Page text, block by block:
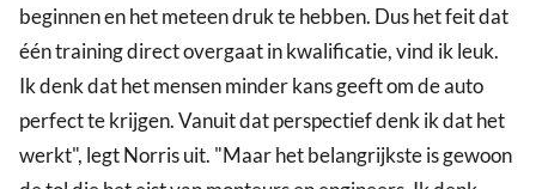
beginnen en het meteen druk te hebben. Dus het feit dat
één training direct overgaat in kwalificatie, vind ik leuk.
Ik denk dat het mensen minder kans geeft om de auto
perfect te krijgen. Vanuit dat perspectief denk ik dat het
werkt", legt Norris uit. "Maar het belangrijkste is gewoon